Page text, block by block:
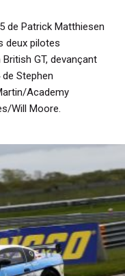
de Patrick Matthiesen
deux pilotes
GT, devançant
Stephen
Academy
Will Moore.